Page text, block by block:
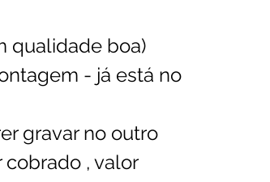
qualidade boa)
- já está no
gravar no outro
, valor